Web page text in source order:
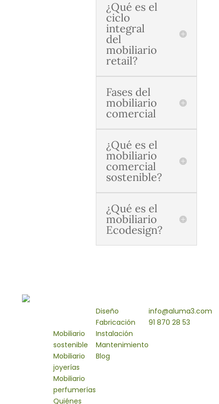
¿Qué es el
ciclo
integral
del
mobiliario
retail?
Fases del
mobiliario
comercial
¿Qué es el
mobiliario
comercial
sostenible?
¿Qué es el
mobiliario
Ecodesign?
Mobiliario
sostenible
Mobiliario
joyerías
Mobiliario
perfumerías
Quiénes
Diseño
Fabricación
Instalación
Mantenimiento
Blog
info@aluma3.com
91 870 28 53